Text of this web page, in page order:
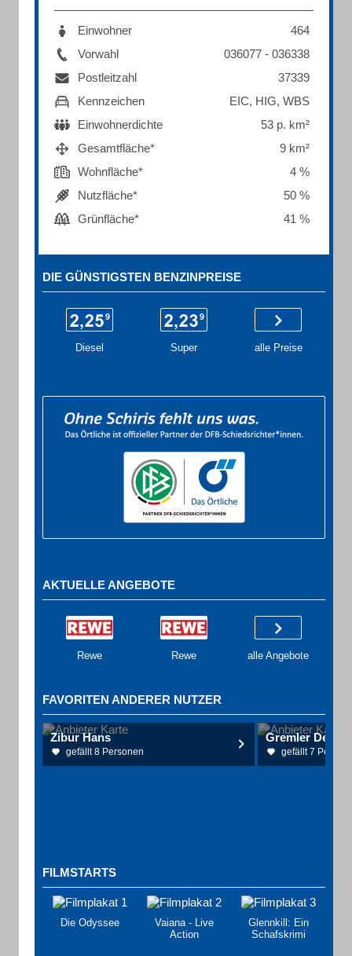
Einwohner
464
Vorwahl
036077 - 036338
Postleitzahl
37339
Kennzeichen
EIC, HIG, WBS
Einwohnerdichte
53 p. km²
Gesamtfläche*
9 km²
Wohnfläche*
4 %
Nutzfläche*
50 %
Grünfläche*
41 %
DIE GÜNSTIGSTEN BENZINPREISE
Diesel Super alle Preise
AKTUELLE ANGEBOTE
Rewe Rewe alle Angebote
FAVORITEN ANDERER NUTZER
Zibur Hans
gefällt 8 Personen
Gremler Detlef
gefällt 7
FILMSTARTS
Die Odyssee
Vaiana - Live
Action
Glennkill: Ein
Schafskrimi